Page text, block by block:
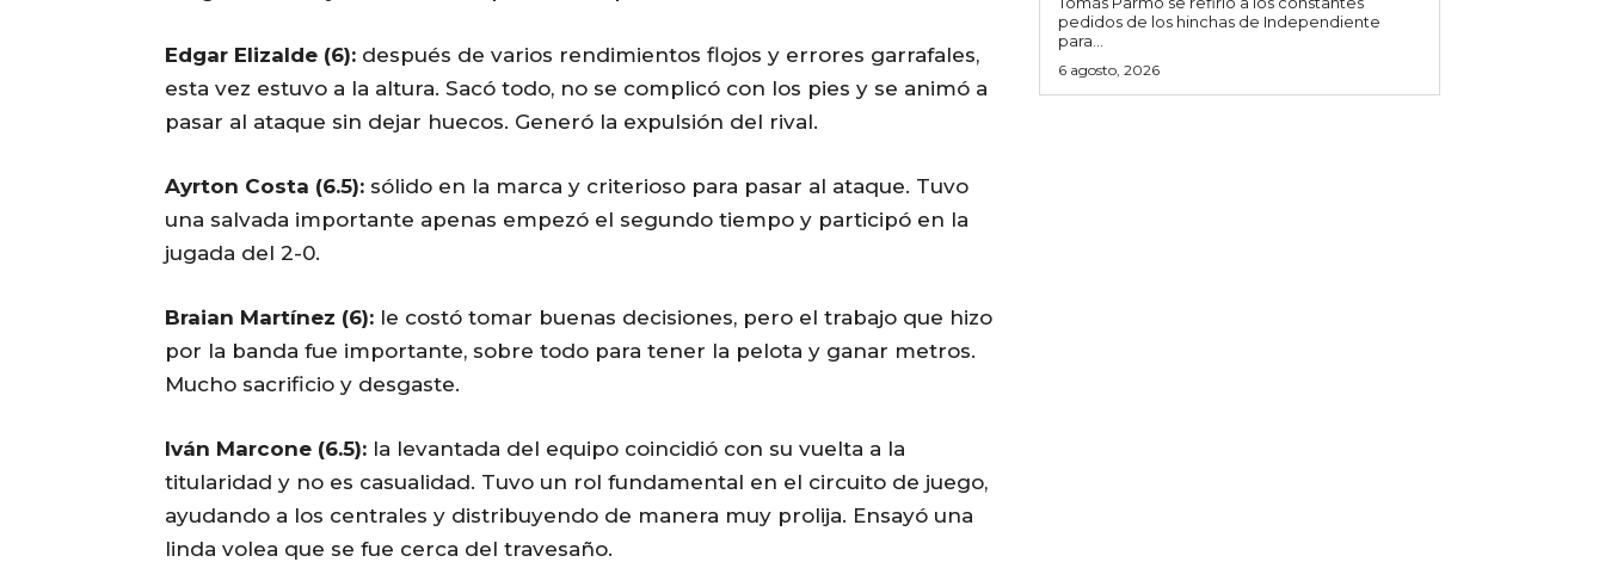
Edgar Elizalde (6): después de varios rendimientos flojos y errores garrafales,
esta vez estuvo a la altura. Sacó todo, no se complicó con los pies y se animó a
pasar al ataque sin dejar huecos. Generó la expulsión del rival.
Ayrton Costa (6.5): sólido en la marca y criterioso para pasar al ataque. Tuvo
una salvada importante apenas empezó el segundo tiempo y participó en la
jugada del 2-0.
Braian Martínez (6): le costó tomar buenas decisiones, pero el trabajo que hizo
por la banda fue importante, sobre todo para tener la pelota y ganar metros.
Mucho sacrificio y desgaste.
Iván Marcone (6.5): la levantada del equipo coincidió con su vuelta a la
titularidad y no es casualidad. Tuvo un rol fundamental en el circuito de juego,
ayudando a los centrales y distribuyendo de manera muy prolija. Ensayó una
linda volea que se fue cerca del travesaño.
pedidos de los hinchas de Independiente
para...
6 agosto, 2026